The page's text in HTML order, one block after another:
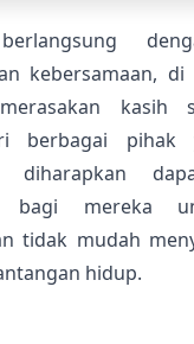
kebersamaan, di
kasih
berbagai pihak
diharapkan
bagi mereka
tidak mudah
hidup.